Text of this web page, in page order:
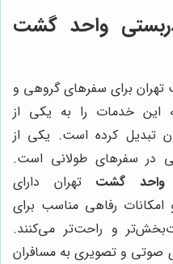
واحد گشت
برای سفرهای گروهی و
این خدمات را به یکی از
تبدیل کرده است. یکی از
در سفرهای طولانی است.
واحد گشت تهران دارای
رفاهی مناسب برای
و راحت‌تر می‌کنند.
صوتی و تصویری به مسافران